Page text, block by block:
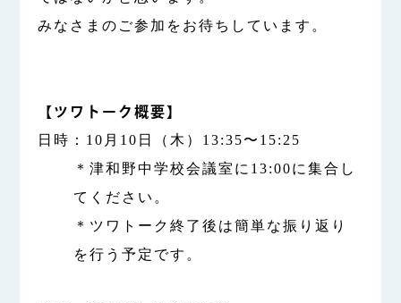
みなさまのご参加をお待ちしています。
【ツワトーク概要】
日時：10月10日（木）13:35〜15:25
＊津和野中学校会議室に13:00に集合し
てください。
＊ツワトーク終了後は簡単な振り返り
を行う予定です。